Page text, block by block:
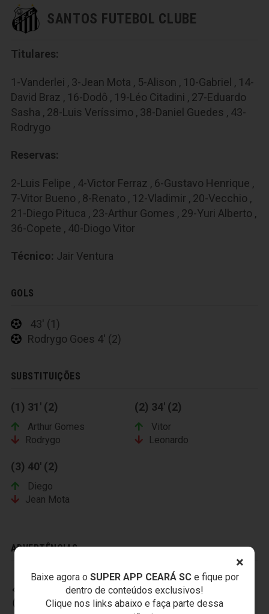
×
Baixe agora o SUPER APP CEARÁ SCe fique por
dentro de conteúdos exclusivos!
Clique nos links abaixo e faça parte dessa
SANTOS FUTEBOL CLUBE
Titulares:
1-Vanderlei , 3-Jean Mota , 5-Alison , 10-Gabriel , 14-
David Braz , 16-Dodô , 19-Léo Citadini , 27-Eduardo
Sasha , 28-Luis Veríssimo , 38-Daniel Guedes , 43-
Rodrygo
Reservas:
2-Luis Felipe , 4-Victor Ferraz , 6-Gustavo Henrique ,
7-Vitor Bueno , 8-Renato , 12-Vladimir , 20-Vecchio ,
21-Diego Pituca , 23-Arthur Gomes , 29-Yuri Alberto ,
36-Copete , 40-Diogo Vitor
Técnico: Jair Ventura
GOLS
43' (1)
Rodrygo Goes 4' (2)
SUBSTITUIÇÕES
(1) 31' (2)
Arthur Gomes
Rodrygo
(2) 34' (2)
Vitor
Leonardo
(3) 40' (2)
Diego
Jean Mota
ADVERTÊNCIAS
CEARÁ SPORTING CLUB